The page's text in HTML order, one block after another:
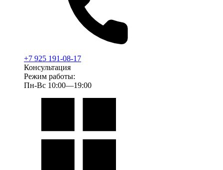
+7 925 191-08-17
Консультация
Режим работы:
Пн-Вс 10:00—19:00